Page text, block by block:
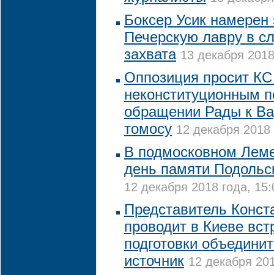
Боксер Усик
Печерскую лавру в
захвата 13 декабря
Оппозиция просит КС
неконституционным
обращении Рады к
томосу 12 декабря 2018
В подмосковном
день памяти
12 декабря 2018 года,
Представитель
проводит в Киеве
подготовки
источник 12 декабря